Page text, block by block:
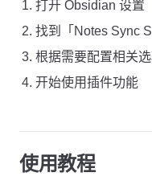
打开 Obsidian 设置
找到「Notes Sync
根据需要配置相关
开始使用插件功能
使用教程